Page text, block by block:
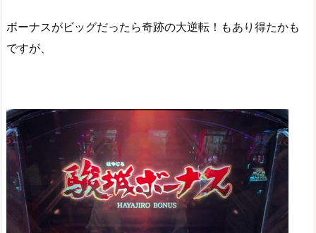
ボーナスがビッグだったら奇跡の大逆転！もあり得たかも
ですが、